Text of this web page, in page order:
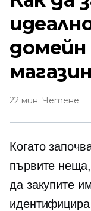
домейн
магазин
22 мин. Четене
Когато
първите
да закупите